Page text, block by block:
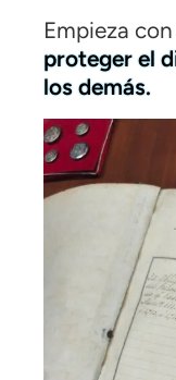
Empieza
proteger el
los demás.